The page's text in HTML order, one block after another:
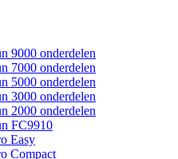
9000 onderdelen
7000 onderdelen
5000 onderdelen
3000 onderdelen
2000 onderdelen
FC9910
Easy
Compact